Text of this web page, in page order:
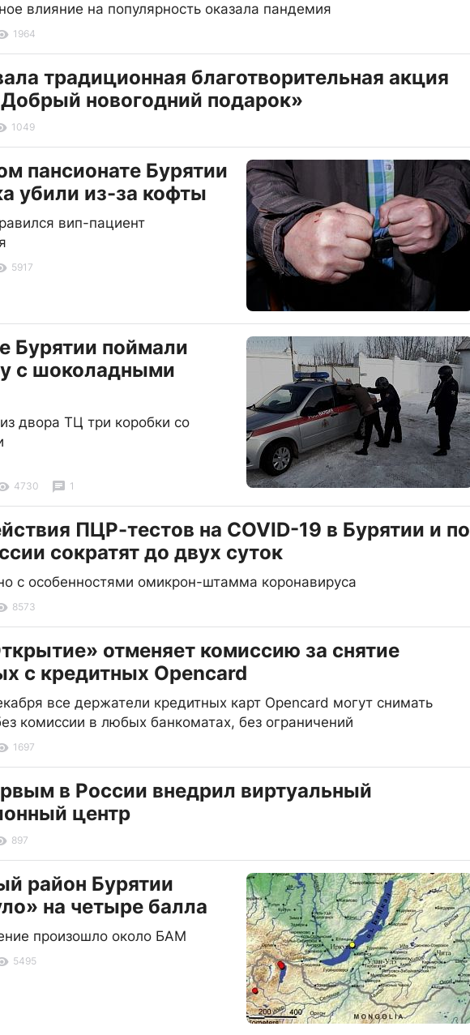
влияние на популярность оказала пандемия
1964
традиционная благотворительная акция
новогодний подарок»
1049
пансионате Бурятии
убили из-за кофты
вип-пациент
5917
Бурятии поймали
с шоколадными
двора ТЦ три коробки со
4730 1
ПЦР-тестов на COVID-19 в Бурятии и по
сократят до двух суток
с особенностями омикрон-штамма коронавируса
8573
отменяет комиссию за снятие
с кредитных Opencard
все держатели кредитных карт Opencard могут снимать
комиссии в любых банкоматах, без ограничений
1697
в России внедрил виртуальный
центр
897
район Бурятии
на четыре балла
произошло около БАМ
5495